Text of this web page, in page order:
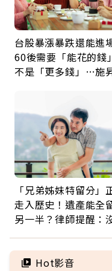
台股暴漲暴跌還能進
60後需要「能花的錢
不是「更多錢」…施
「兄弟姊妹特留分」
走入歷史！遺產能全
另一半？律師提醒：
Hot影音